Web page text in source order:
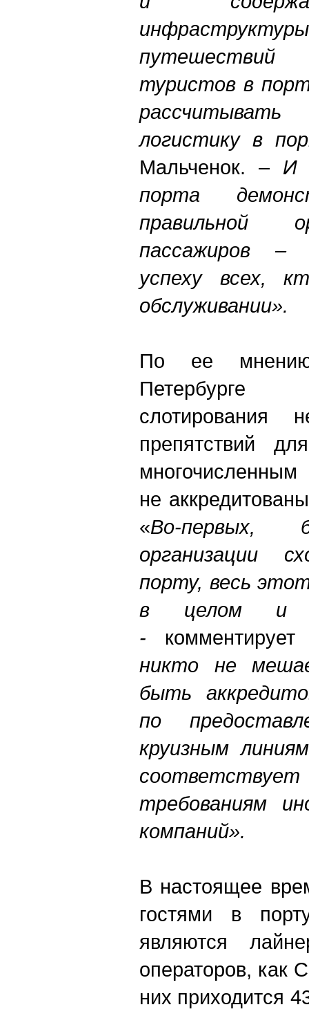
туристов в
логистику в
Мальченок. – И
порта
правильной
пассажиров –
успеху всех,
обслуживании».
По ее
слотирования
препятствий
не
«Во-первых,
организации
порту, весь
в целом и
-
никто не
быть
по
круизным
требованиям
компаний».
В настоящее
гостями в
являются
операторов, как
них приходится